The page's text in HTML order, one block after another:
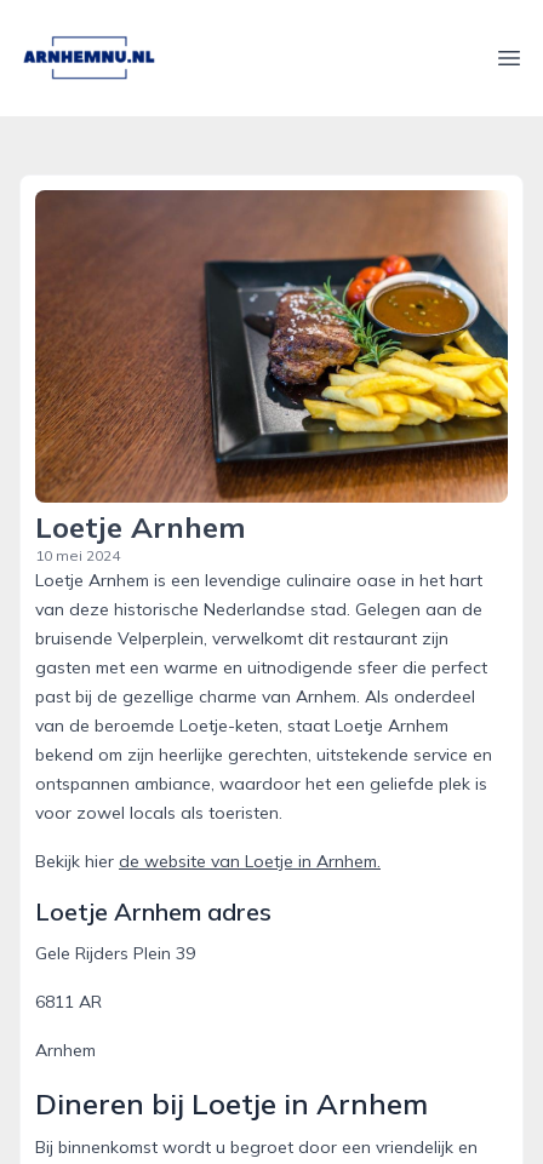
arnhemnu.nl
Loetje Arnhem
10 mei 2024
Loetje Arnhem is een levendige culinaire oase in het hart
van deze historische Nederlandse stad. Gelegen aan de
bruisende Velperplein, verwelkomt dit restaurant zijn
gasten met een warme en uitnodigende sfeer die perfect
past bij de gezellige charme van Arnhem. Als onderdeel
van de beroemde Loetje-keten, staat Loetje Arnhem
bekend om zijn heerlijke gerechten, uitstekende service en
ontspannen ambiance, waardoor het een geliefde plek is
voor zowel locals als toeristen.
Bekijk hier de website van Loetje in Arnhem.
Loetje Arnhem adres
Gele Rijders Plein 39
6811 AR
Arnhem
Dineren bij Loetje in Arnhem
Bij binnenkomst wordt u begroet door een vriendelijk en